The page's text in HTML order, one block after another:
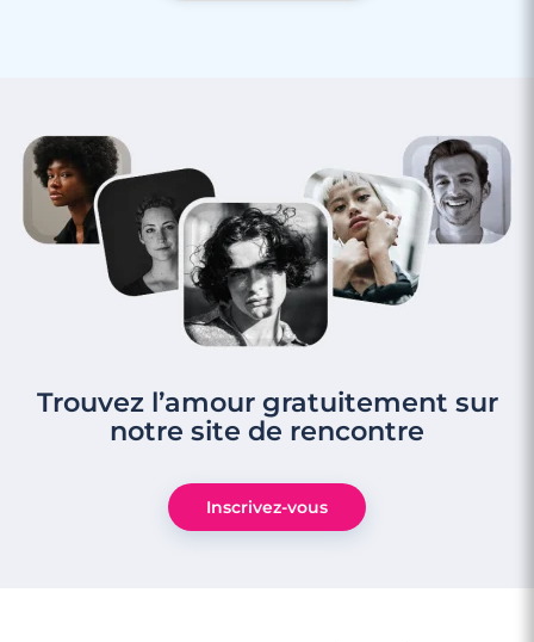
Trouvez l’amour gratuitement sur
notre site de rencontre
Inscrivez-vous